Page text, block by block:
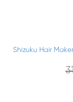
Shizuku Hair